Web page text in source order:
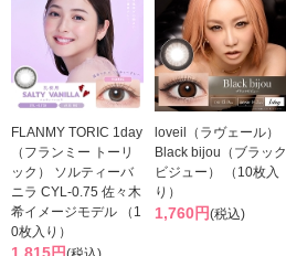
FLANMY TORIC 1day
（フランミー トーリ
ック） ソルティーバ
ニラ CYL-0.75 佐々木
希イメージモデル （1
0枚入り）
loveil（ラヴェール）
Black bijou（ブラック
ビジュー） （10枚入
り）
1,760円(税込)